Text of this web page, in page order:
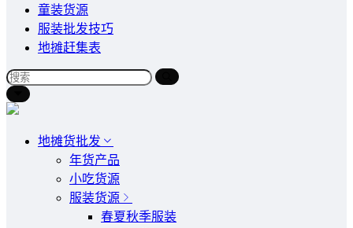
童装货源
服装批发技巧
地摊赶集表
地摊货批发
年货产品
小吃货源
服装货源
春夏秋季服装